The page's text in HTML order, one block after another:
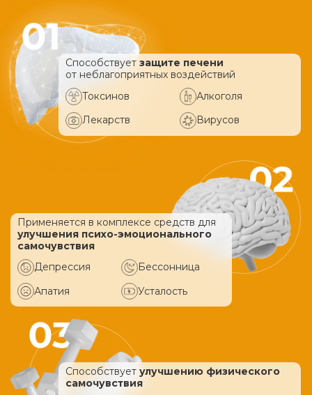
Способствует защите печени
от неблагоприятных воздействий
Токсинов
Алкоголя
Лекарств
Вирусов
Применяется в комплексе средств для
улучшения психо-эмоционального
самочувствия
Депрессия
Бессонница
Апатия
Усталость
Способствует улучшению физического
самочувствия